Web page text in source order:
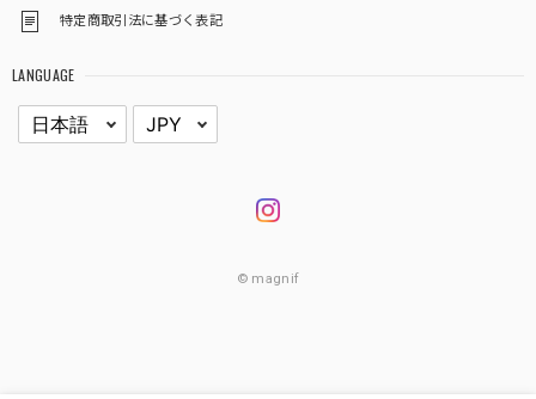
特定商取引法に基づく表記
LANGUAGE
© magnif